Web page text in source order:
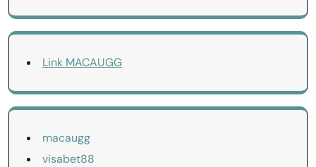
Link MACAUGG
macaugg
visabet88